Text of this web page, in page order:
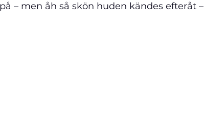
– men åh så skön huden kändes efteråt –